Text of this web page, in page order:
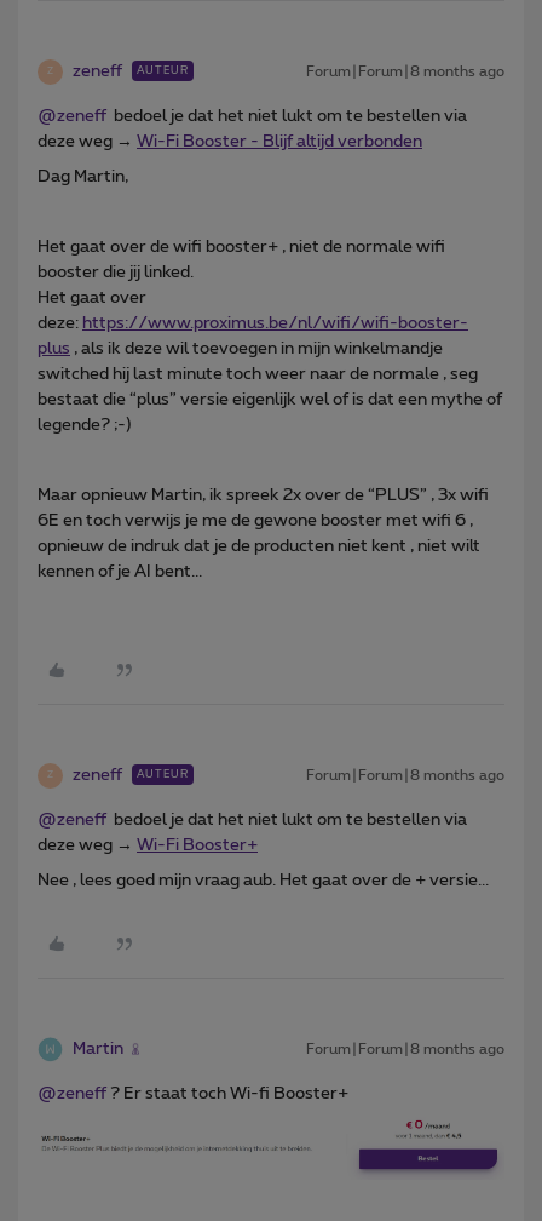
Z zeneff AUTEUR Forum|Forum|8 months ago
@zeneff bedoel je dat het niet lukt om te bestellen via
deze weg → Wi-Fi Booster - Blijf altijd verbonden
Dag Martin,
Het gaat over de wifi booster+ , niet de normale wifi
booster die jij linked.
Het gaat over
deze: https://www.proximus.be/nl/wifi/wifi-booster-
plus , als ik deze wil toevoegen in mijn winkelmandje
switched hij last minute toch weer naar de normale , seg
bestaat die “plus” versie eigenlijk wel of is dat een mythe of
legende? ;-)
Maar opnieuw Martin, ik spreek 2x over de “PLUS” , 3x wifi
6E en toch verwijs je me de gewone booster met wifi 6 ,
opnieuw de indruk dat je de producten niet kent , niet wilt
kennen of je AI bent...
Z zeneff AUTEUR Forum|Forum|8 months ago
@zeneff bedoel je dat het niet lukt om te bestellen via
deze weg → Wi-Fi Booster+
Nee , lees goed mijn vraag aub. Het gaat over de + versie...
Martin Forum|Forum|8 months ago
@zeneff ? Er staat toch Wi-fi Booster+